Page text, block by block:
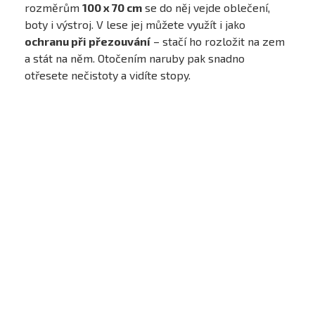
rozměrům 100 x 70 cm se do něj vejde oblečení,
boty i výstroj. V lese jej můžete využít i jako
ochranu při přezouvání – stačí ho rozložit na zem
a stát na něm. Otočením naruby pak snadno
otřesete nečistoty a vidíte stopy.